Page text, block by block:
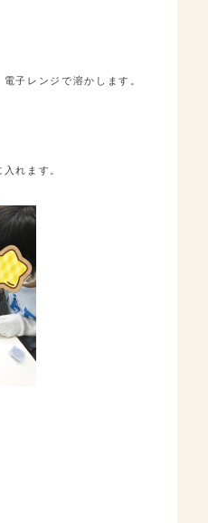
子レンジで溶かします。
れます。